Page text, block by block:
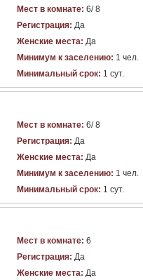
Мест в комнате: 6/ 8
Регистрация: Да
Женские места: Да
Минимум к заселению: 1 чел.
Минимальный срок: 1 сут.
Мест в комнате: 6/ 8
Регистрация: Да
Женские места: Да
Минимум к заселению: 1 чел.
Минимальный срок: 1 сут.
Мест в комнате: 6
Регистрация: Да
Женские места: Да